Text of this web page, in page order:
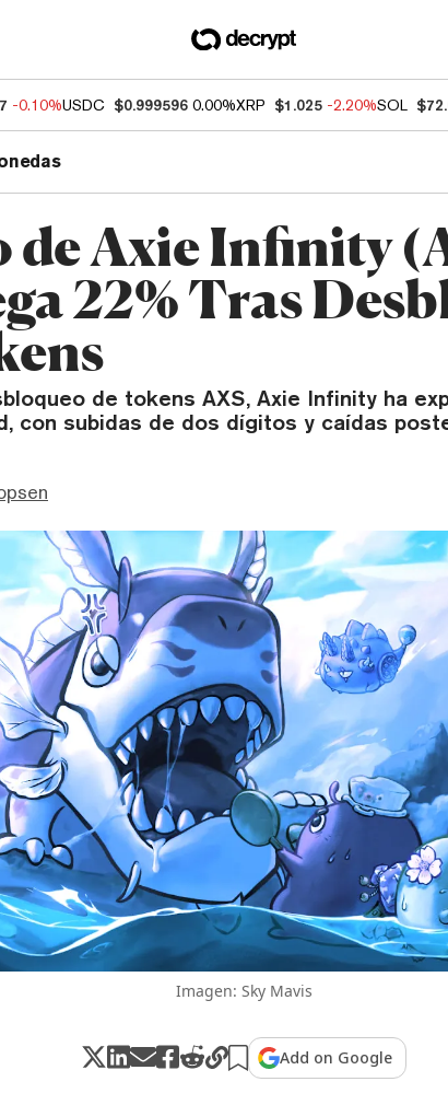
-0.10%USDC $0.999596 0.00%XRP $1.025 -2.20%SOL
de Axie Infinity
22% Tras
de tokens AXS, Axie Infinity ha
con subidas de dos dígitos y caídas
Imagen: Sky Mavis
Add on Google